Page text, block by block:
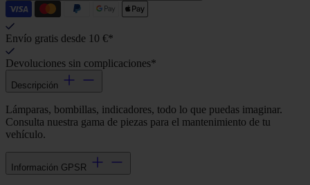
Envío gratis desde 10 €*
Devoluciones sin complicaciones*
Descripción
Lámparas, bombillas, indicadores, todo lo que puedas imaginar.
Consulta nuestra gama de piezas para el mantenimiento de tu
vehículo.
Información GPSR